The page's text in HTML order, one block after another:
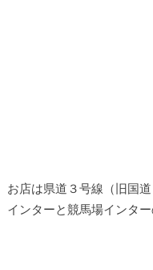
お店は県道３号線（旧国
インターと競馬場インタ